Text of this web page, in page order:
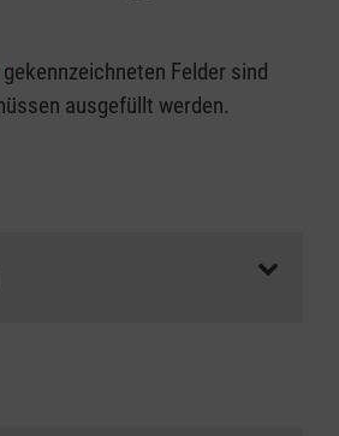
gekennzeichneten Felder sind
ausgefüllt werden.